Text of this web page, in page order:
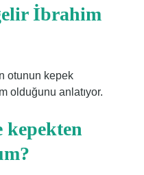
İbrahim
otunun kepek
olduğunu anlatıyor.
kepekten